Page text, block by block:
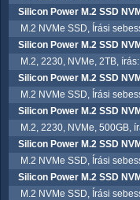
Silicon Power M.2 SSD
M.2 NVMe SSD, Írási
Silicon Power M.2 SSD
M.2, 2230, NVMe, 2TB,
Silicon Power M.2 SSD
M.2 NVMe SSD, Írási
Silicon Power M.2 SSD
M.2, 2230, NVMe, 500GB,
Silicon Power M.2 SSD
M.2 NVMe SSD, Írási
Silicon Power M.2 SSD
M.2 NVMe SSD, Írási